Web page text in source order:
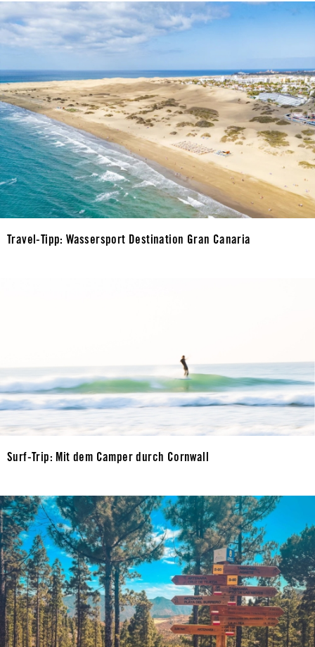
Travel-Tipp: Wassersport Destination Gran Canaria
Surf-Trip: Mit dem Camper durch Cornwall